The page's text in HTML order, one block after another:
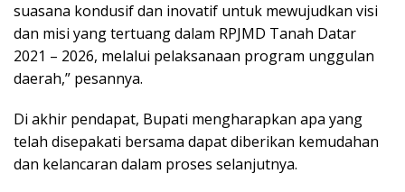
suasana kondusif dan inovatif untuk mewujudkan visi
dan misi yang tertuang dalam RPJMD Tanah Datar
2021 – 2026, melalui pelaksanaan program unggulan
daerah,” pesannya.
Di akhir pendapat, Bupati mengharapkan apa yang
telah disepakati bersama dapat diberikan kemudahan
dan kelancaran dalam proses selanjutnya.